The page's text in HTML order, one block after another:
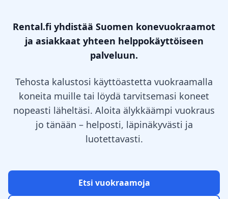
Rental.fi yhdistää Suomen konevuokraamot
ja asiakkaat yhteen helppokäyttöiseen
palveluun.
Tehosta kalustosi käyttöastetta vuokraamalla
koneita muille tai löydä tarvitsemasi koneet
nopeasti läheltäsi. Aloita älykkäämpi vuokraus
jo tänään – helposti, läpinäkyvästi ja
luotettavasti.
Etsi vuokraamoja